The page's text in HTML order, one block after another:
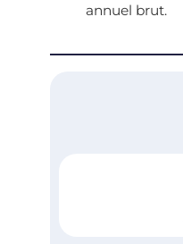
annuel brut.